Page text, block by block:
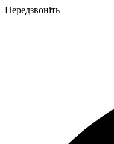
Передзвоніть